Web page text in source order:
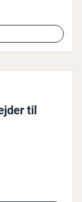
til